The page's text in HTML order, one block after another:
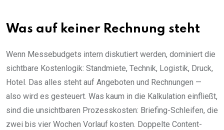
Was auf keiner Rechnung steht
Wenn Messebudgets intern diskutiert werden, dominiert die
sichtbare Kostenlogik: Standmiete, Technik, Logistik, Druck,
Hotel. Das alles steht auf Angeboten und Rechnungen —
also wird es gesteuert. Was kaum in die Kalkulation einfließt,
sind die unsichtbaren Prozesskosten: Briefing-Schleifen, die
zwei bis vier Wochen Vorlauf kosten. Doppelte Content-